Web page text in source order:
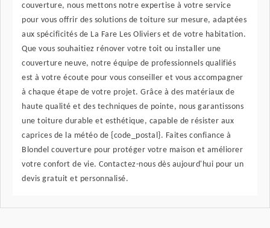
couverture, nous mettons notre expertise à votre service
pour vous offrir des solutions de toiture sur mesure, adaptées
aux spécificités de La Fare Les Oliviers et de votre habitation.
Que vous souhaitiez rénover votre toit ou installer une
couverture neuve, notre équipe de professionnels qualifiés
est à votre écoute pour vous conseiller et vous accompagner
à chaque étape de votre projet. Grâce à des matériaux de
haute qualité et des techniques de pointe, nous garantissons
une toiture durable et esthétique, capable de résister aux
caprices de la météo de {code_postal}. Faites confiance à
Blondel couverture pour protéger votre maison et améliorer
votre confort de vie. Contactez-nous dès aujourd'hui pour un
devis gratuit et personnalisé.